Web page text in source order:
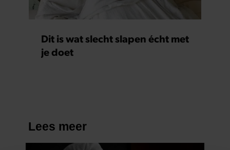
Dit is wat slecht slapen écht met
je doet